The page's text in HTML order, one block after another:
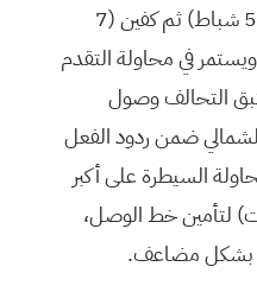
سيطر التحالف على بلدة ماير (5 شباط) ثم كفين (7
في محاولة التقدم
التحالف وصول
ضمن ردود الفعل
السيطرة على أكبر
لتأمين خط الوصل،
بشكل مضاعف.